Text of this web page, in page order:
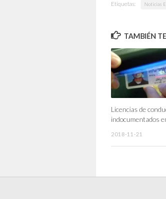
Etiquetas: Noticias
TAMBIÉN
Licencias de
indocumentados
2018-11-21